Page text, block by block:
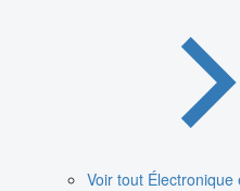
Voir tout